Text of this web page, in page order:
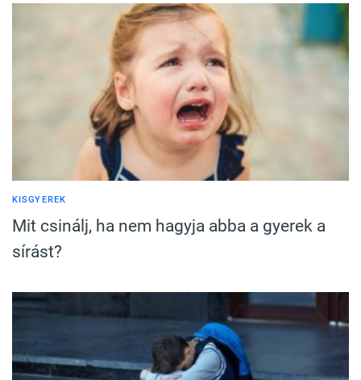
KISGYEREK
Mit csinálj, ha nem hagyja abba a gyerek a
sírást?